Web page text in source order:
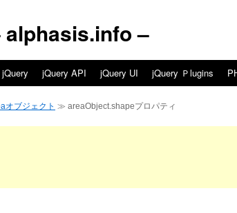
alphasis.info –
jQuery jQuery API jQuery UI jQuery Ｐlugins
オブジェクト ≫ areaObject.shapeプロパティ